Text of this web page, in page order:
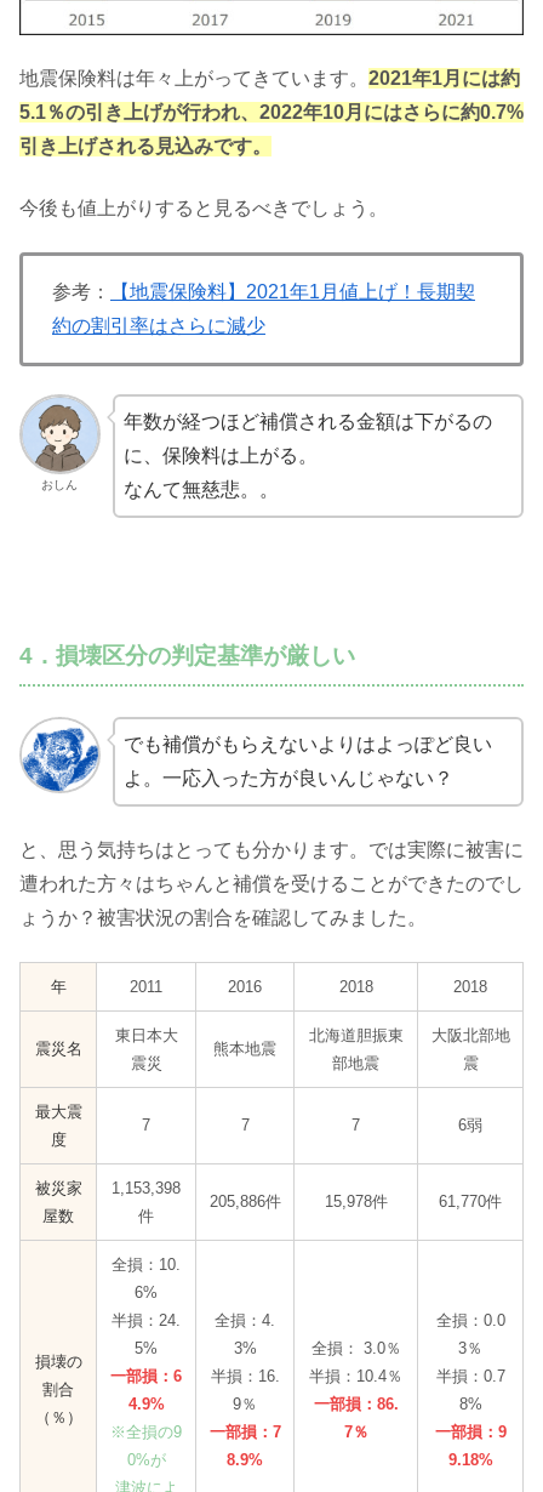
地震保険料は年々上がってきています。 2021年1月には約
5.1％の引き上げが行われ、2022年10月にはさらに約0.7%
引き上げされる見込みです。
今後も値上がりすると見るべきでしょう。
参考：
【地震保険料】2021年1月値上げ！長期契
約の割引率はさらに減少
おしん
年数が経つほど補償される金額は下がるの
に、保険料は上がる。
なんて無慈悲。。
4．損壊区分の判定基準が厳しい
でも補償がもらえないよりはよっぽど良い
よ。一応入った方が良いんじゃない？
と、思う気持ちはとっても分かります。では実際に被害に
遭われた方々はちゃんと補償を受けることができたのでし
ょうか？被害状況の割合を確認してみました。
年 2011 2016 2018 2018
震災名
東日本大
震災
熊本地震
北海道胆振東
部地震
大阪北部地
震
最大震
度
7 7 7 6弱
被災家
屋数
1,153,398
件
205,886件 15,978件 61,770件
損壊の
割合
（％）
全損：10.
6%
半損：24.
5%
一部損：6
4.9%
※全損の9
0%が
津波によ
全損：4.
3%
半損：16.
9％
一部損：7
8.9%
全損： 3.0％
半損：10.4％
一部損：86.
7％
全損：0.0
3％
半損：0.7
8%
一部損：9
9.18%